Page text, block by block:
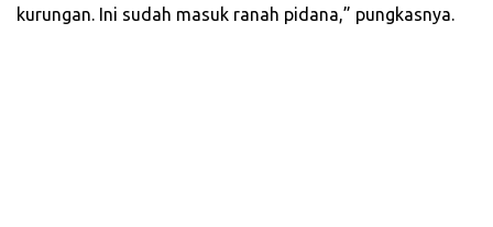
kurungan. Ini sudah masuk ranah pidana,” pungkasnya.